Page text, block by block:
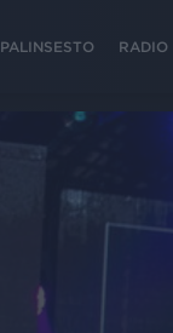
PALINSESTO RADIO